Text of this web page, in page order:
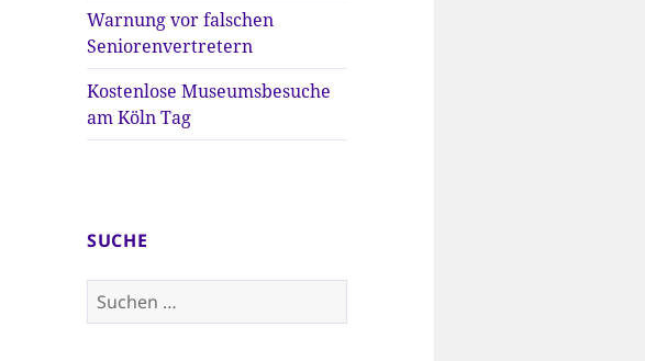
Warnung vor falschen
Seniorenvertretern
Kostenlose Museumsbesuche
am Köln Tag
SUCHE
Suchen
nach: